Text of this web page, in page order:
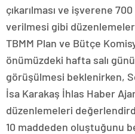
çıkarılması ve işverene
verilmesi gibi
TBMM Plan ve Bütçe
önümüzdeki hafta salı
görüşülmesi beklenirken,
İsa Karakaş İhlas Haber
düzenlemeleri
10 maddeden oluştuğunu